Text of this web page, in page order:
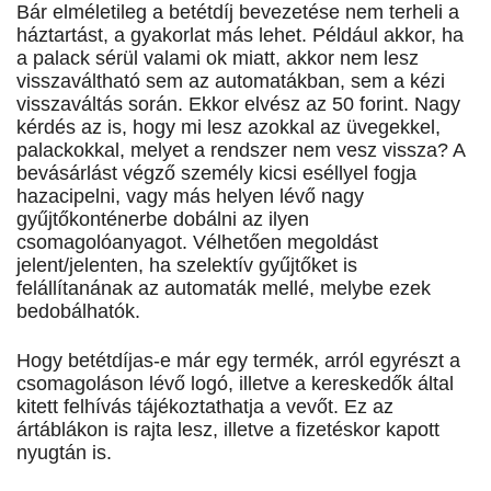
Bár elméletileg a betétdíj bevezetése nem terheli a
háztartást, a gyakorlat más lehet. Például akkor, ha
a palack sérül valami ok miatt, akkor nem lesz
visszaváltható sem az automatákban, sem a kézi
visszaváltás során. Ekkor elvész az 50 forint. Nagy
kérdés az is, hogy mi lesz azokkal az üvegekkel,
palackokkal, melyet a rendszer nem vesz vissza? A
bevásárlást végző személy kicsi eséllyel fogja
hazacipelni, vagy más helyen lévő nagy
gyűjtőkonténerbe dobálni az ilyen
csomagolóanyagot. Vélhetően megoldást
jelent/jelenten, ha szelektív gyűjtőket is
felállítanának az automaták mellé, melybe ezek
bedobálhatók.
Hogy betétdíjas-e már egy termék, arról egyrészt a
csomagoláson lévő logó, illetve a kereskedők által
kitett felhívás tájékoztathatja a vevőt. Ez az
ártáblákon is rajta lesz, illetve a fizetéskor kapott
nyugtán is.